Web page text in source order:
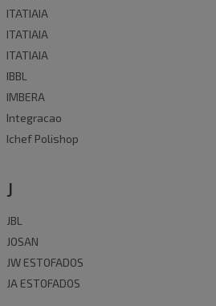
ITATIAIA
ITATIAIA
ITATIAIA
IBBL
IMBERA
Integracao
Ichef Polishop
J
JBL
JOSAN
JW ESTOFADOS
JA ESTOFADOS